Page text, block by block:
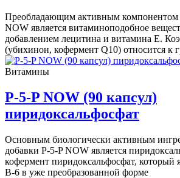
Преобладающим активным компонентом
NOW является витаминоподобное
добавлением лецитина и витамина Е.
(убихинон, кофермент Q10) относится к
Витамины
P-5-P NOW (90 капсул)
пиридоксальфосфат
Основным биологически активным
добавки P-5-P NOW является
кофермент пиридоксальфосфат, который
B-6 в уже преобразованной форме